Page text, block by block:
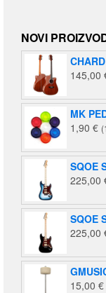
NOVI
145,00
MK
1,90 €
SQOE
225,00
SQOE
225,00
15,00 €